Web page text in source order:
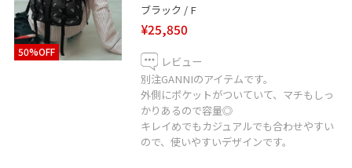
50%OFF
ブラック / F
¥25,850
レビュー
別注GANNIのアイテムです。
外側にポケットがついていて、マチもしっ
かりあるので容量◎
キレイめでもカジュアルでも合わせやすい
ので、使いやすいデザインです。